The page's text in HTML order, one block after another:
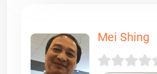
Mei Shing